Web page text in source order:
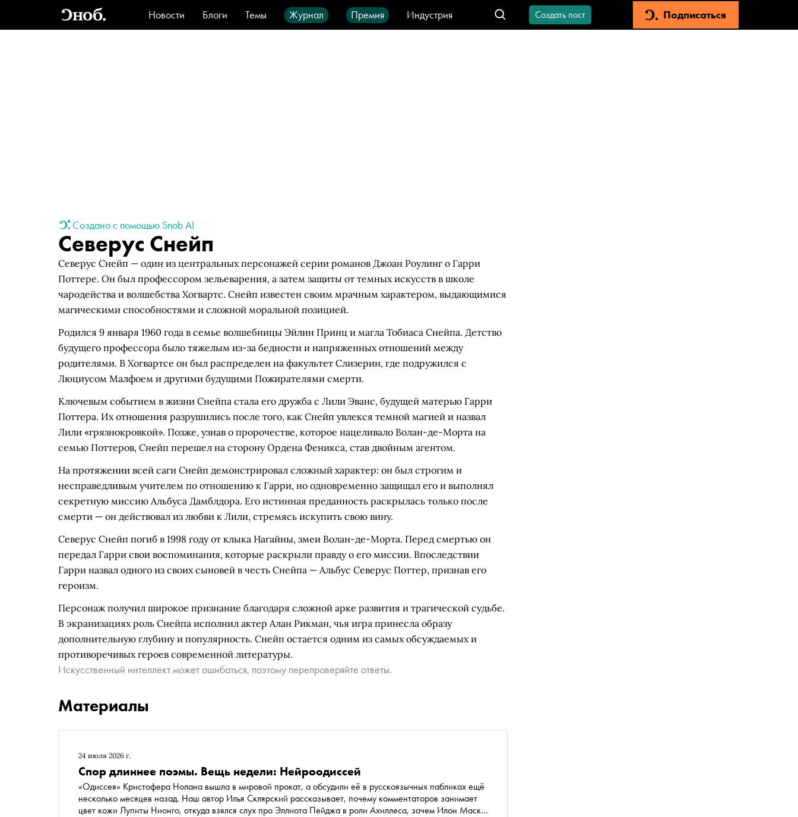
Новости Блоги Темы Журнал Премия
Индустрия
Стиль
Видео Город IT-продукты
Создать пост Подписаться
Создано с помощью Snob AI
Северус Снейп
Северус Снейп — один из центральных персонажей серии романов Джоан Роулинг о Гарри
Поттере. Он был профессором зельеварения, а затем защиты от темных искусств в школе
чародейства и волшебства Хогвартс. Снейп известен своим мрачным характером, выдающимися
магическими способностями и сложной моральной позицией.
Родился 9 января 1960 года в семье волшебницы Эйлин Принц и магла Тобиаса Снейпа. Детство
будущего профессора было тяжелым из-за бедности и напряженных отношений между
родителями. В Хогвартсе он был распределен на факультет Слизерин, где подружился с
Люциусом Малфоем и другими будущими Пожирателями смерти.
Ключевым событием в жизни Снейпа стала его дружба с Лили Эванс, будущей матерью Гарри
Поттера. Их отношения разрушились после того, как Снейп увлекся темной магией и назвал
Лили «грязнокровкой». Позже, узнав о пророчестве, которое нацеливало Волан-де-Морта на
семью Поттеров, Снейп перешел на сторону Ордена Феникса, став двойным агентом.
На протяжении всей саги Снейп демонстрировал сложный характер: он был строгим и
несправедливым учителем по отношению к Гарри, но одновременно защищал его и выполнял
секретную миссию Альбуса Дамблдора. Его истинная преданность раскрылась только после
смерти — он действовал из любви к Лили, стремясь искупить свою вину.
Северус Снейп погиб в 1998 году от клыка Нагайны, змеи Волан-де-Морта. Перед смертью он
передал Гарри свои воспоминания, которые раскрыли правду о его миссии. Впоследствии
Гарри назвал одного из своих сыновей в честь Снейпа — Альбус Северус Поттер, признав его
героизм.
Персонаж получил широкое признание благодаря сложной арке развития и трагической судьбе.
В экранизациях роль Снейпа исполнил актер Алан Рикман, чья игра принесла образу
дополнительную глубину и популярность. Снейп остается одним из самых обсуждаемых и
противоречивых героев современной литературы.
Искусственный интеллект может ошибаться, поэтому перепроверяйте ответы.
Материалы
24 июля 2026 г.
Спор длиннее поэмы. Вещь недели: Нейроодиссей
«Одиссея» Кристофера Нолана вышла в мировой прокат, а обсудили её в русскоязычных пабликах ещё
несколько месяцев назад. Наш автор Илья Склярский рассказывает, почему комментаторов занимает
цвет кожи Лупиты Нионго, откуда взялся слух про Эллиота Пейджа в роли Ахиллеса, зачем Илон Маск